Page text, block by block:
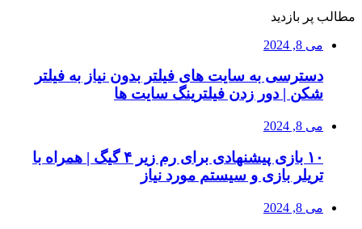
مطالب پر بازدید
می 8, 2024
دسترسی به سایت های فیلتر بدون نیاز به فیلتر
شکن | دور زدن فیلترینگ سایت ها
می 8, 2024
۱۰ بازی پیشنهادی برای رم زیر ۴ گیگ | همراه با
تریلر بازی و سیستم مورد نیاز
می 8, 2024